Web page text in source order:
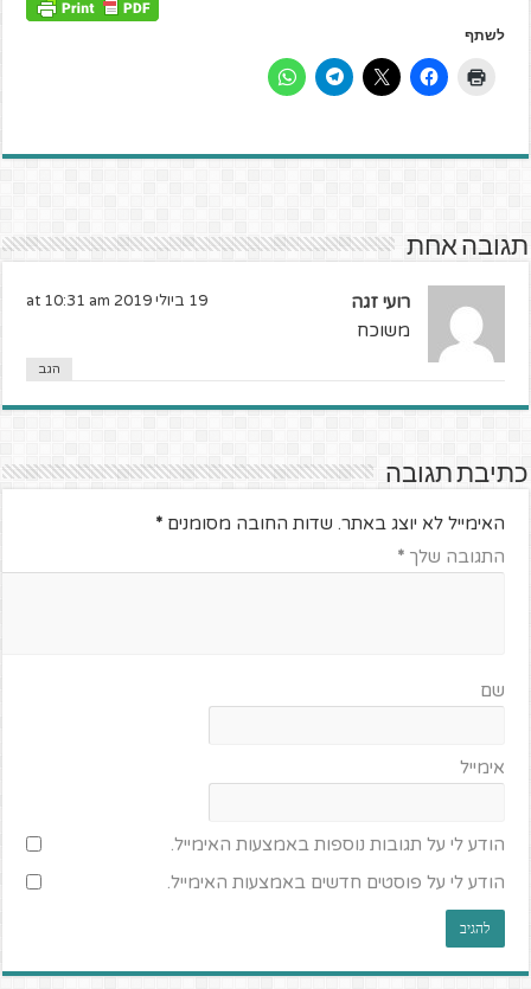
לשתף
תגובה אחת
רועי זגה 19 ביולי 2019 at 10:31 am
משוכח
הגב
כתיבת תגובה
האימייל לא יוצג באתר. שדות החובה מסומנים*
התגובה שלך*
שם
אימייל
הודע לי על תגובות נוספות באמצעות האימייל.
הודע לי על פוסטים חדשים באמצעות האימייל.